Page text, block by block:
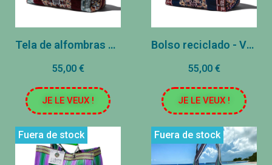
Tela de alfombras Bag - Borgoña
55,00 €
JE LE VEUX !
Bolso reciclado - Verde/Violet (copia)
55,00 €
JE LE VEUX !
Fuera de stock Fuera de stock